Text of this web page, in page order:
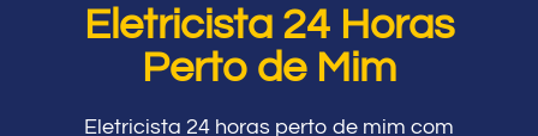
Eletricista 24 Horas
Perto de Mim
Eletricista 24 horas perto de mim com